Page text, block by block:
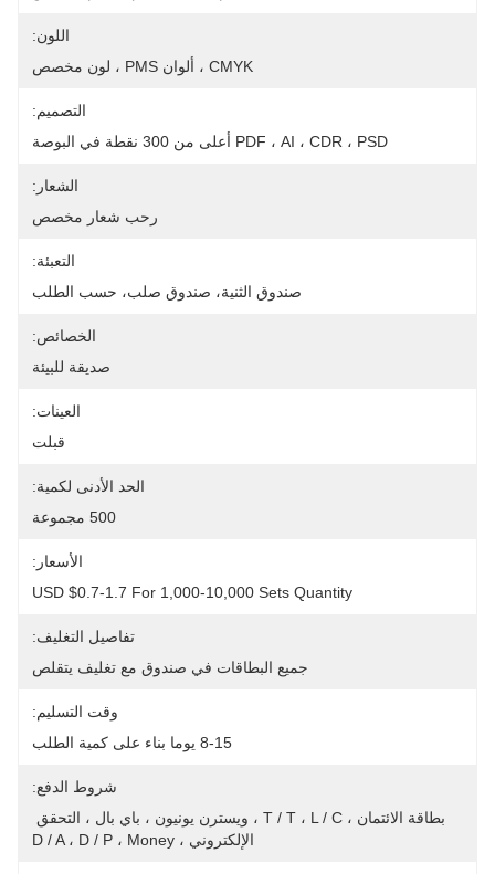
اللون:
CMYK ، ألوان PMS ، لون مخصص
التصميم:
PDF ، AI ، CDR ، PSD أعلى من 300 نقطة في البوصة
الشعار:
رحب شعار مخصص
التعبئة:
صندوق الثنية، صندوق صلب، حسب الطلب
الخصائص:
صديقة للبيئة
العينات:
قبلت
الحد الأدنى لكمية:
500 مجموعة
الأسعار:
USD $0.7-1.7 For 1,000-10,000 Sets Quantity
تفاصيل التغليف:
جميع البطاقات في صندوق مع تغليف يتقلص
وقت التسليم:
8-15 يوما بناء على كمية الطلب
شروط الدفع:
الإلكتروني ، D / A ، D / P ، Money